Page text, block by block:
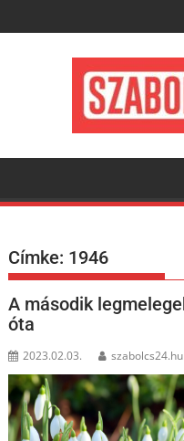
to
Címke: 1946
A második
óta
2023.02.03. szabolcs24.hu